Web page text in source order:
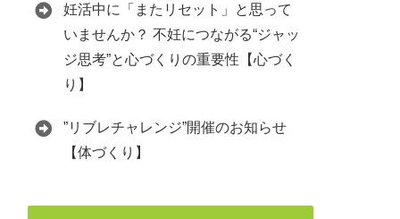
妊活中に「またリセット」と思って
いませんか？ 不妊につながる“ジャッ
ジ思考”と心づくりの重要性【心づく
り】
”リブレチャレンジ”開催のお知らせ
【体づくり】